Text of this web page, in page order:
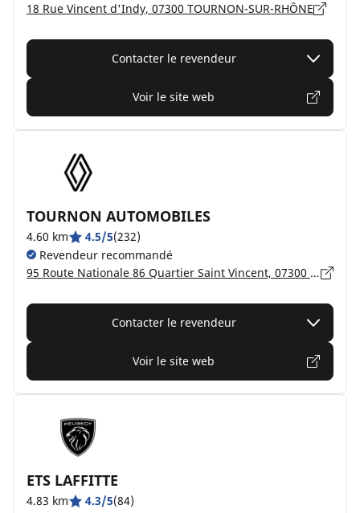
18 Rue Vincent d'Indy, 07300 TOURNON-SUR-RHÔNE
Contacter le revendeur
Voir le site web
TOURNON AUTOMOBILES
4.60 km 4.5/5(232)
Revendeur recommandé
95 Route Nationale 86 Quartier Saint Vincent, 07300 TOURNON SUR RHONE
Contacter le revendeur
Voir le site web
ETS LAFFITTE
4.83 km 4.3/5(84)